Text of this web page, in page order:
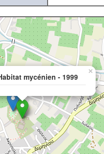
mycénien - 1999
×